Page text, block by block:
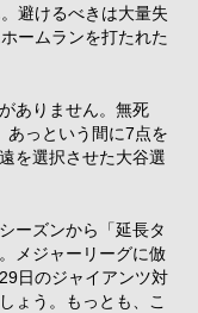
避けるべきは大量失
ームランを打たれた
ありません。無死
あっという間に7点を
を選択させた大谷選
ーズンから「延長タ
メジャーリーグに倣
日のジャイアンツ対
ょう。もっとも、こ